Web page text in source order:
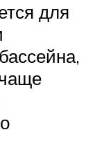
для